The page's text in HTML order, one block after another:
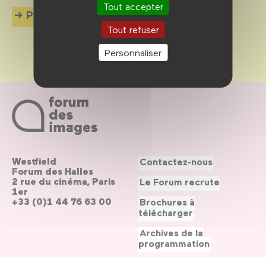
Tout accepter
Tout refuser
Personnaliser
Plus d'info
Westfield
Forum des Halles
2 rue du cinéma, Paris
1er
+33 (0)1 44 76 63 00
Contactez-nous
Le Forum recrute
Brochures à
télécharger
Archives de la
programmation